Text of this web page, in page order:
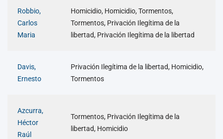
Robbio,
Carlos
Maria
Homicidio, Homicidio, Tormentos,
Tormentos, Privación Ilegítima de la
libertad, Privación Ilegítima de la libertad
Davis,
Ernesto
Privación Ilegítima de la libertad, Homicidio,
Tormentos
Azcurra,
Héctor
Raúl
Tormentos, Privación Ilegítima de la
libertad, Homicidio